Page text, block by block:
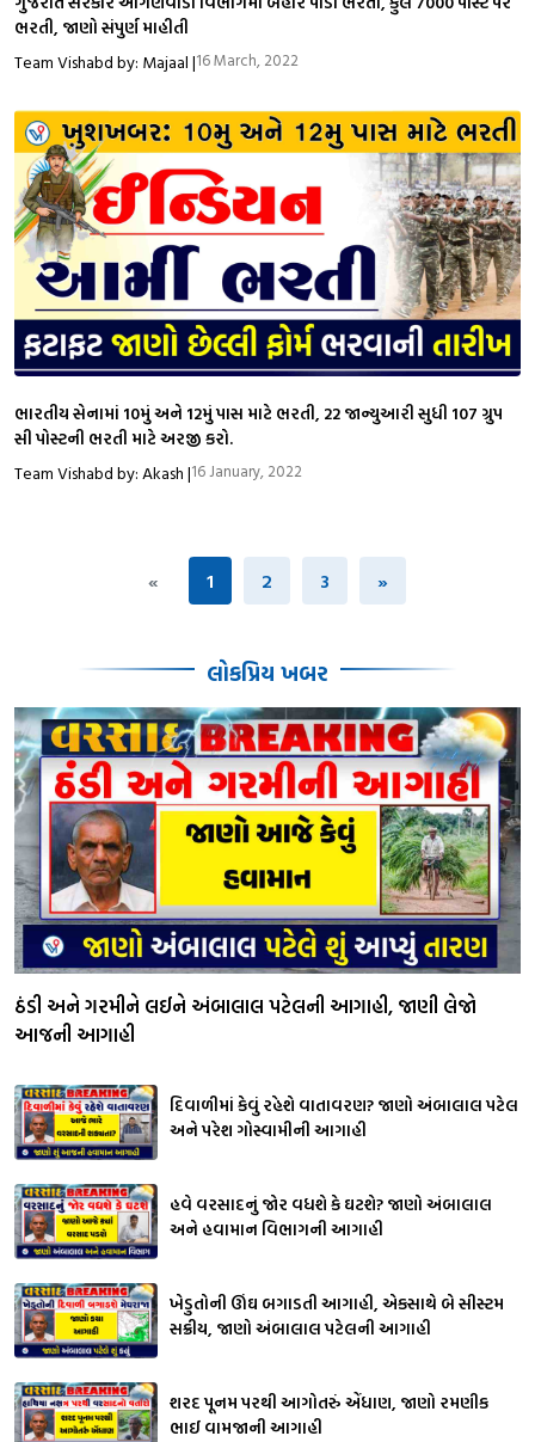
ભરતી, જાણો સંપુર્ણ માહીતી
Team Vishabd by: Majaal |16 March, 2022
ભારતીય સેનામાં 10મું અને 12મું પાસ માટે ભરતી, 22 જાન્યુઆરી સુધી 107 ગ્રુપ
સી પોસ્ટની ભરતી માટે અરજી કરો.
Team Vishabd by: Akash |16 January, 2022
« 1 2 3 »
લોકપ્રિય ખબર
ઠંડી અને ગરમીને લઈને અંબાલાલ પટેલની આગાહી, જાણી લેજો
આજની આગાહી
દિવાળીમાં કેવું રહેશે વાતાવરણ? જાણો અંબાલાલ પટેલ
અને પરેશ ગોસ્વામીની આગાહી
હવે વરસાદનું જોર વધશે કે ઘટશે? જાણો અંબાલાલ
અને હવામાન વિભાગની આગાહી
ખેડુતોની ઊંઘ બગાડતી આગાહી, એકસાથે બે સીસ્ટમ
સક્રીય, જાણો અંબાલાલ પટેલની આગાહી
શરદ પૂનમ પરથી આગોતરું એંધાણ, જાણો રમણીક
ભાઈ વામજાની આગાહી